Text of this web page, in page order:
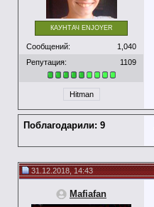
КАУНТАЧ ENJOYER
Сообщений:
1,040
Репутация:
1109
Hitman
Поблагодарили: 9
31.12.2018, 14:43
Mafiafan